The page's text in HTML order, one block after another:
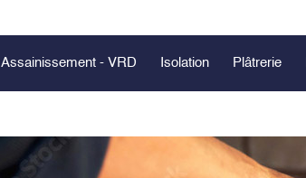
Assainissement - VRD Isolation Plâtrerie